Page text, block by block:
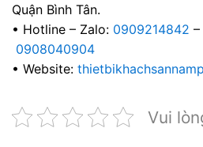
Quận Bình Tân.
• Hotline – Zalo: 0909214842 –
0908040904
• Website:
Vui